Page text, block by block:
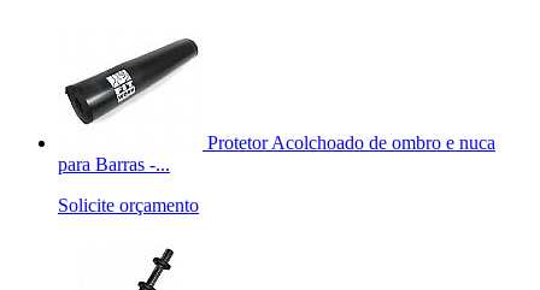
Protetor Acolchoado de ombro e nuca
para Barras -...
Solicite orçamento